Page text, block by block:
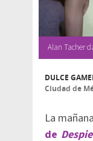
Alan Tacher
DULCE
Ciudad de
La
de